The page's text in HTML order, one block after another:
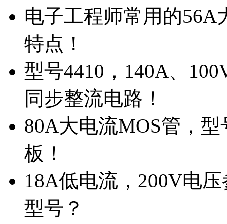
电子工程师常用的56A
特点！
型号4410，140A、
同步整流电路！
80A大电流MOS管，
板！
18A低电流，200V电
型号？